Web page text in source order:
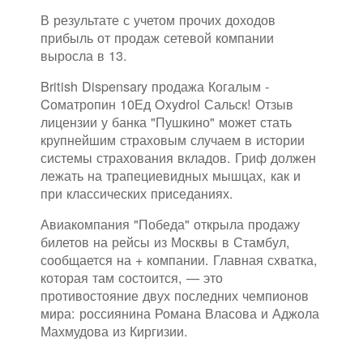
В результате с учетом прочих доходов
прибыль от продаж сетевой компании
выросла в 13.
British Dispensary продажа Когалым -
Cоматропин 10Ед Oxydrol Сальск! Отзыв
лицензии у банка "Пушкино" может стать
крупнейшим страховым случаем в истории
системы страхования вкладов. Гриф должен
лежать на трапециевидных мышцах, как и
при классических приседаниях.
Авиакомпания "Победа" открыла продажу
билетов на рейсы из Москвы в Стамбул,
сообщается на + компании. Главная схватка,
которая там состоится, — это
противостояние двух последних чемпионов
мира: россиянина Романа Власова и Аджола
Махмудова из Киргизии.